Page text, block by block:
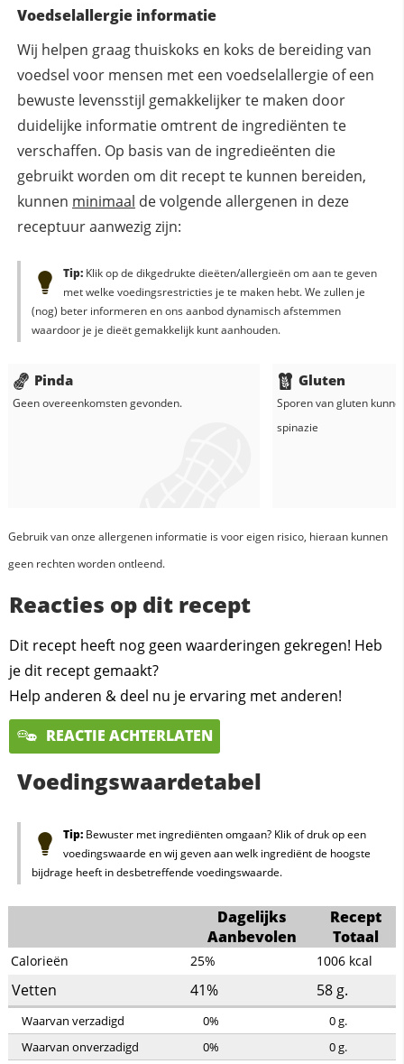
Voedselallergie informatie
Wij helpen graag thuiskoks en koks de bereiding van
voedsel voor mensen met een voedselallergie of een
bewuste levensstijl gemakkelijker te maken door
duidelijke informatie omtrent de ingrediënten te
verschaffen. Op basis van de ingredieënten die
gebruikt worden om dit recept te kunnen bereiden,
kunnen minimaal de volgende allergenen in deze
receptuur aanwezig zijn:
Tip:Klik op de dikgedrukte dieëten/allergieën om aan te geven
met welke voedingsrestricties je te maken hebt. We zullen je
(nog) beter informeren en ons aanbod dynamisch afstemmen
waardoor je je dieët gemakkelijk kunt aanhouden.
Pinda
Geen overeenkomsten gevonden.
Gluten
Sporen van gluten
spinazie
Gebruik van onze allergenen informatie is voor eigen risico, hieraan kunnen
geen rechten worden ontleend.
Reacties op dit recept
Dit recept heeft nog geen waarderingen gekregen! Heb
je dit recept gemaakt?
Help anderen & deel nu je ervaring met anderen!
REACTIE ACHTERLATEN
Voedingswaardetabel
Tip:Bewuster met ingrediënten omgaan? Klik of druk op een
voedingswaarde en wij geven aan welk ingrediënt de hoogste
bijdrage heeft in desbetreffende voedingswaarde.
Dagelijks
Aanbevolen
Recept
Totaal
Calorieën 25% 1006 kcal
Vetten 41% 58 g.
Waarvan verzadigd 0% 0g.
Waarvan onverzadigd
0% 0g.